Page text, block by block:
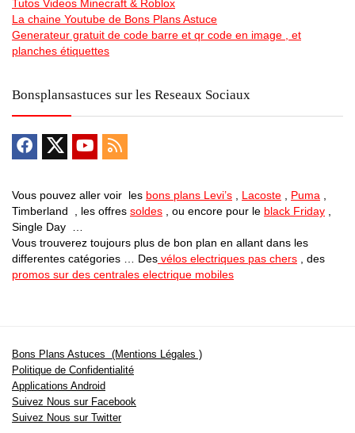
Tutos Videos Minecraft & Roblox
La chaine Youtube de Bons Plans Astuce
Generateur gratuit de code barre et qr code en image , et
planches étiquettes
Bonsplansastuces sur les Reseaux Sociaux
Vous pouvez aller voir les bons plans Levi’s Lacoste Puma
Timberland , les offres soldes , ou encore pour le black Friday
Single Day …
Vous trouverez toujours plus de bon plan en allant dans les
differentes catégories … Des vélos electriques pas chers , des
promos sur des centrales electrique mobiles
Bons Plans Astuces (Mentions Légales )
Politique de Confidentialité
Applications Android
Suivez Nous sur Facebook
Suivez Nous sur Twitter